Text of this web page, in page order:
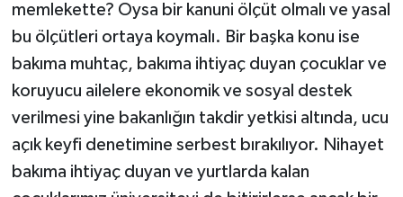
memlekette? Oysa bir kanuni ölçüt olmalı ve yasal
bu ölçütleri ortaya koymalı. Bir başka konu ise
bakıma muhtaç, bakıma ihtiyaç duyan çocuklar ve
koruyucu ailelere ekonomik ve sosyal destek
verilmesi yine bakanlığın takdir yetkisi altında, ucu
açık keyfi denetimine serbest bırakılıyor. Nihayet
bakıma ihtiyaç duyan ve yurtlarda kalan